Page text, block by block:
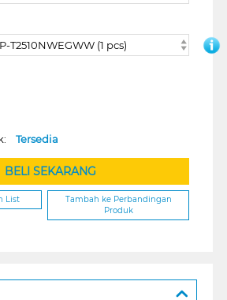
T2510NWEGWW (1 pcs)
Tersedia
BELI SEKARANG
List
Tambah ke Perbandingan
Produk